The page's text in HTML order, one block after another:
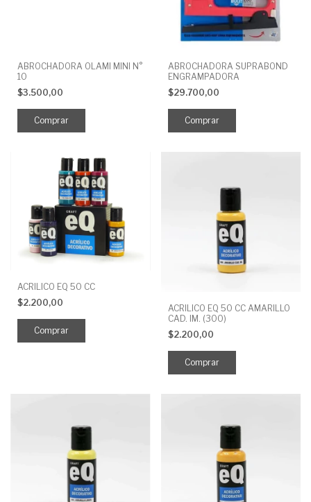
ABROCHADORA OLAMI MINI N°
10
$3.500,00
ABROCHADORA SUPRABOND
ENGRAMPADORA
$29.700,00
ACRILICO EQ 50 CC
$2.200,00
Comprar
ACRILICO EQ 50 CC AMARILLO
CAD. IM. (300)
$2.200,00